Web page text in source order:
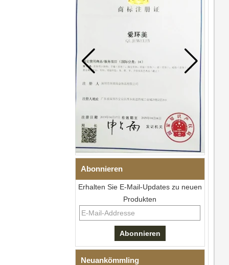
Abonnieren
Erhalten Sie E-Mail-Updates zu neuen
Produkten
Neuankömmling
Herren-I-Links-Armband aus
schwarzem Zirkonoxid-
Keramik-Edelstahl 304,
316L-Doppeldruck-
Faltschließe, eingebettetes
Magnet- und